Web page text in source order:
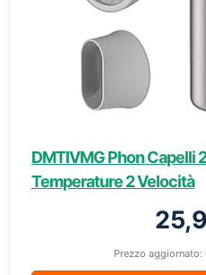
DMTIVMG Phon
Temperature 2 Velocità
Prezzo